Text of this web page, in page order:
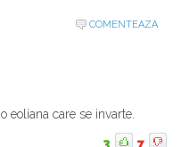
COMENTEAZA
eoliana care se invarte.
3 7